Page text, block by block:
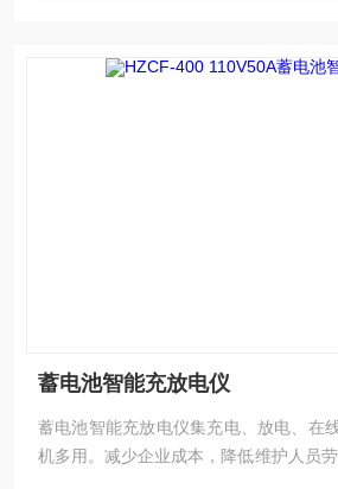
蓄电池智能充放电仪
蓄电池智能充放电仪集充电、放电、在
机多用。减少企业成本，降低维护人员劳